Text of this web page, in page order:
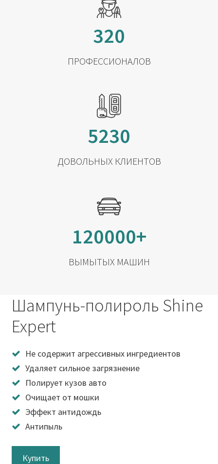
320
ПРОФЕССИОНАЛОВ
5230
ДОВОЛЬНЫХ КЛИЕНТОВ
120000+
ВЫМЫТЫХ МАШИН
Шампунь-полироль Shine
Expert
Не содержит агрессивных ингредиентов
Удаляет сильное загрязнение
Полирует кузов авто
Очищает от мошки
Эффект антидождь
Антипыль
Купить